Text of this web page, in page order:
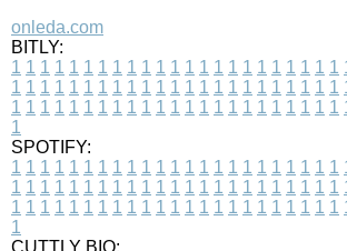
onleda.com
BITLY:
1 1 1 1 1 1 1 1 1 1 1 1 1 1 1 1 1 1 1 1 1 1 1
1 1 1 1 1 1 1 1 1 1 1 1 1 1 1 1 1 1 1 1 1 1 1
1 1 1 1 1 1 1 1 1 1 1 1 1 1 1 1 1 1 1 1 1 1 1
1
SPOTIFY:
1 1 1 1 1 1 1 1 1 1 1 1 1 1 1 1 1 1 1 1 1 1 1
1 1 1 1 1 1 1 1 1 1 1 1 1 1 1 1 1 1 1 1 1 1 1
1 1 1 1 1 1 1 1 1 1 1 1 1 1 1 1 1 1 1 1 1 1 1
1
CUTTLY BIO: